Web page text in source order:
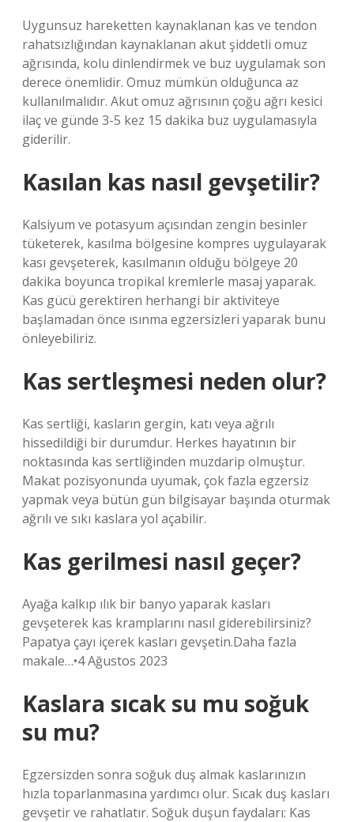
Uygunsuz hareketten kaynaklanan kas ve tendon
rahatsızlığından kaynaklanan akut şiddetli omuz
ağrısında, kolu dinlendirmek ve buz uygulamak son
derece önemlidir. Omuz mümkün olduğunca az
kullanılmalıdır. Akut omuz ağrısının çoğu ağrı kesici
ilaç ve günde 3-5 kez 15 dakika buz uygulamasıyla
giderilir.
Kasılan kas nasıl gevşetilir?
Kalsiyum ve potasyum açısından zengin besinler
tüketerek, kasılma bölgesine kompres uygulayarak
kası gevşeterek, kasılmanın olduğu bölgeye 20
dakika boyunca tropikal kremlerle masaj yaparak.
Kas gücü gerektiren herhangi bir aktiviteye
başlamadan önce ısınma egzersizleri yaparak bunu
önleyebiliriz.
Kas sertleşmesi neden olur?
Kas sertliği, kasların gergin, katı veya ağrılı
hissedildiği bir durumdur. Herkes hayatının bir
noktasında kas sertliğinden muzdarip olmuştur.
Makat pozisyonunda uyumak, çok fazla egzersiz
yapmak veya bütün gün bilgisayar başında oturmak
ağrılı ve sıkı kaslara yol açabilir.
Kas gerilmesi nasıl geçer?
Ayağa kalkıp ılık bir banyo yaparak kasları
gevşeterek kas kramplarını nasıl giderebilirsiniz?
Papatya çayı içerek kasları gevşetin.Daha fazla
makale…•4 Ağustos 2023
Kaslara sıcak su mu soğuk
su mu?
Egzersizden sonra soğuk duş almak kaslarınızın
hızla toparlanmasına yardımcı olur. Sıcak duş kasları
gevşetir ve rahatlatır. Soğuk duşun faydaları: Kas